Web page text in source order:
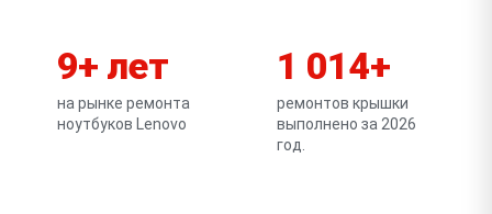
9+ лет
на рынке ремонта
ноутбуков Lenovo
1 014+
ремонтов крышки
выполнено за 2026
год.